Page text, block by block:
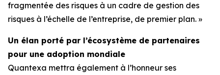
fragmentée des risques à un cadre de gestion des
risques à l’échelle de l’entreprise, de premier plan. »
Un élan porté par l’écosystème de partenaires
pour une adoption mondiale
Quantexa mettra également à l’honneur ses